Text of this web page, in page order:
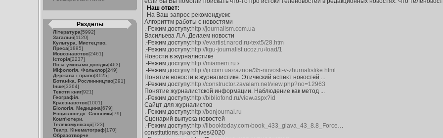
Разделы
Література[5992]
Загальні[1120]
Культура. Мистецтво.
Преса[1895]
Мовознавство[2461]
Історія[2237]
Поза умовами довідки[463]
Міфологія. Фольклор[249]
Держава і право[3125]
Ботаніка. Рослинництво[291]
Інше[3364]
Тексти книг[921]
Географія.
Краєзнавство[1001]
Біологія. Медицина[679]
Енциклопедії. Словники[79]
Комп'ютери.
Телекомунікації[723]
Театр. Кінематограф[170]
Образотворче
Наш ответ:
На Ваш запрос рекомендуем:
Алгориттм работы с новостями
.-Режим доступу:http://journalism.com.ua
Васильева Л.А. Делаем новости
.-Режим доступу:http://evartist.narod.ru›text5/28.htm
.-Режим доступу:http://kgu-journalist.ucoz.ru›load/1
Новости в журналистике
.-Режим доступу:http://miamem.ru ›
.-Режим доступу:http://ijr.com.ua›raznoe/35-novosti-v-zhurnalistike.html
Понятие новости в журналистике. Этический аспект новостей ...
.-Режим доступу:http://constructor.zavalam.net/view.php?no=12963
Понятие журналистской информации. Наблюдение как метод ...
.-Режим доступу:http://bibliofond.ru/view.aspx?id
Сайцт для журналистов
.-Режим доступу:http://bonjournal.ru
Сценарий выпуска новостей
.-Режим доступу:http://llbooktoday.com›book_433_glava_43_8.8_Force…
constitutions.ru›archives/2020